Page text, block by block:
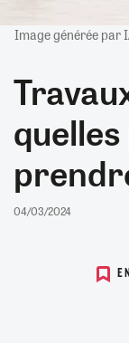
Image générée par
04/03/2024